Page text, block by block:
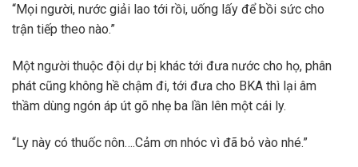
“Mọi người, nước giải lao tới rồi, uống lấy để bồi sức cho
trận tiếp theo nào.”
Một người thuộc đội dự bị khác tới đưa nước cho họ, phân
phát cũng không hề chậm đi, tới đưa cho BKA thì lại âm
thầm dùng ngón áp út gõ nhẹ ba lần lên một cái ly.
“Ly này có thuốc nôn….Cảm ơn nhóc vì đã bỏ vào nhé.”